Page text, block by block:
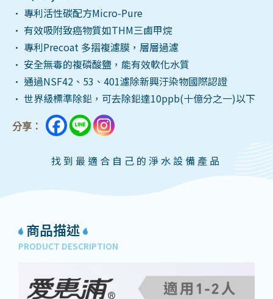
• 專利活性碳配方Micro-Pure
• 有效吸附致癌物質如THM三鹵甲烷
• 專利Precoat 多摺複濾膜，層層過濾
• 安全無毒的複磷酸鹽，能有效軟化水質
• 通過NSF42、53、401濾除新興汙染物國際認證
• 世界級標準除鉛，可去除鉛達10ppb(十億分之一)以下
分享：
找到最適合自己的淨水設備產品
商品描述
PRODUCT DESCRIPTION